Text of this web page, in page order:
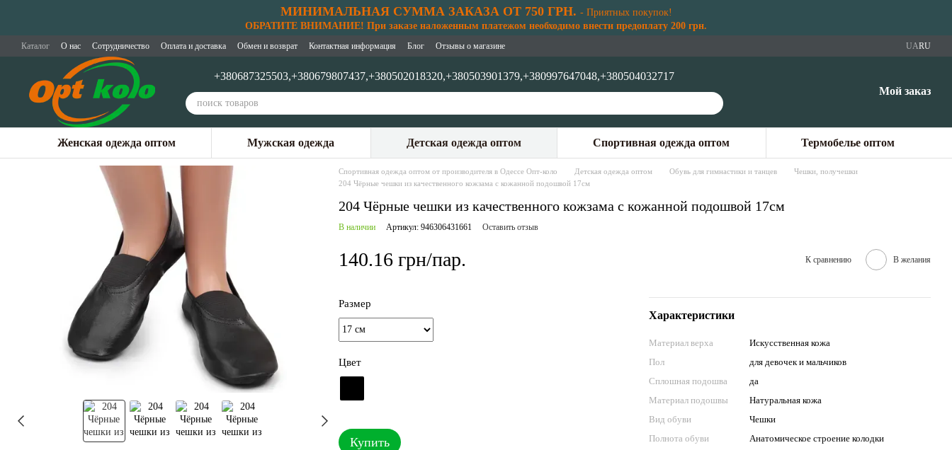
МИНИМАЛЬНАЯ СУММА ЗАКАЗА ОТ 750 ГРН. - Приятных покупок!
ОБРАТИТЕ ВНИМАНИЕ! При заказе наложенным платежом необходимо внести предоплату 200 грн.
Каталог О нас Сотрудничество Оплата и доставка Обмен и возврат Контактная информация Блог Отзывы о магазине UARU
+380687325503,+380679807437,+380502018320,+380503901379,+380997647048,+380504032717
Мой заказ
Женская одежда оптом Мужская одежда Детская одежда оптом Спортивная одежда оптом Термобелье оптом
Спортивная одежда оптом от производителя в Одессе Опт-коло Детская одежда оптом Обувь для гимнастики и танцев
Чешки, получешки
204 Чёрные чешки из качественного кожзама с кожанной подошвой 17см
204 Чёрные чешки из качественного кожзама с кожанной подошвой 17см
В наличии Артикул: 946306431661 Оставить отзыв
140.16 грн/пар. К сравнению В желания
Размер
Цвет
Купить
Характеристики
Материал верха
Искусственная кожа
Пол
для девочек и мальчиков
Сплошная подошва
да
Материал подошвы
Натуральная кожа
Вид обуви
Чешки
Полнота обуви
Анатомическое строение колодки